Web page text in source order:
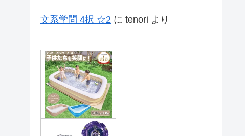
文系学問 4択 ☆2 に tenori より